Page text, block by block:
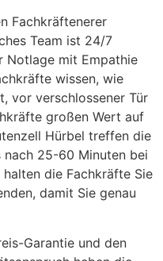
Fachkräftenerer
Team ist 24/7
Notlage mit Empathie
wissen, wie
vor verschlossener Tür
großen Wert auf
Hürbel treffen die
25-60 Minuten bei
halten die Fachkräfte Sie
damit Sie genau
Garantie und den